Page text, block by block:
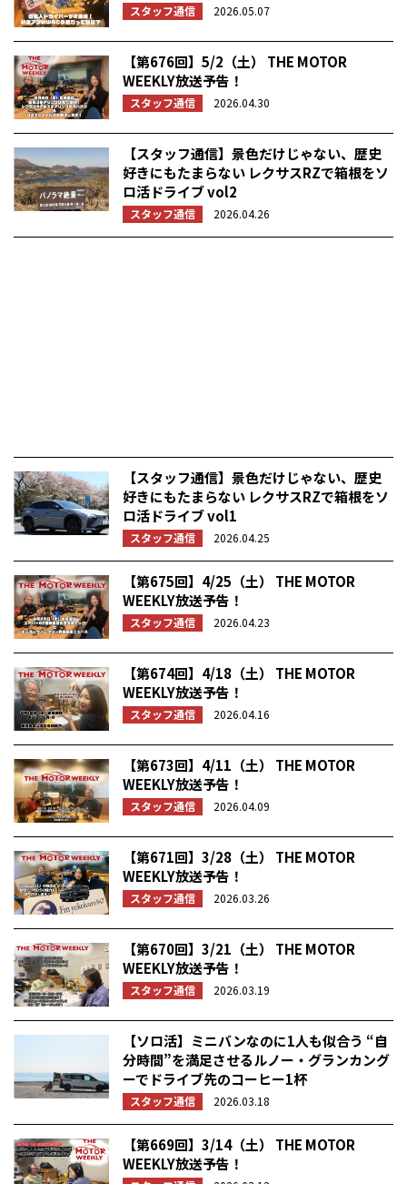
スタッフ通信 2026.05.07
【第676回】5/2（土） THE MOTOR
WEEKLY放送予告！
スタッフ通信 2026.04.30
【スタッフ通信】景色だけじゃない、歴史
好きにもたまらない レクサスRZで箱根をソ
ロ活ドライブ vol2
スタッフ通信 2026.04.26
【スタッフ通信】景色だけじゃない、歴史
好きにもたまらない レクサスRZで箱根をソ
ロ活ドライブ vol1
スタッフ通信 2026.04.25
【第675回】4/25（土） THE MOTOR
WEEKLY放送予告！
スタッフ通信 2026.04.23
【第674回】4/18（土） THE MOTOR
WEEKLY放送予告！
スタッフ通信 2026.04.16
【第673回】4/11（土） THE MOTOR
WEEKLY放送予告！
スタッフ通信 2026.04.09
【第671回】3/28（土） THE MOTOR
WEEKLY放送予告！
スタッフ通信 2026.03.26
【第670回】3/21（土） THE MOTOR
WEEKLY放送予告！
スタッフ通信 2026.03.19
【ソロ活】ミニバンなのに1人も似合う “自
分時間”を満足させるルノー・グランカング
ーでドライブ先のコーヒー1杯
スタッフ通信 2026.03.18
【第669回】3/14（土） THE MOTOR
WEEKLY放送予告！